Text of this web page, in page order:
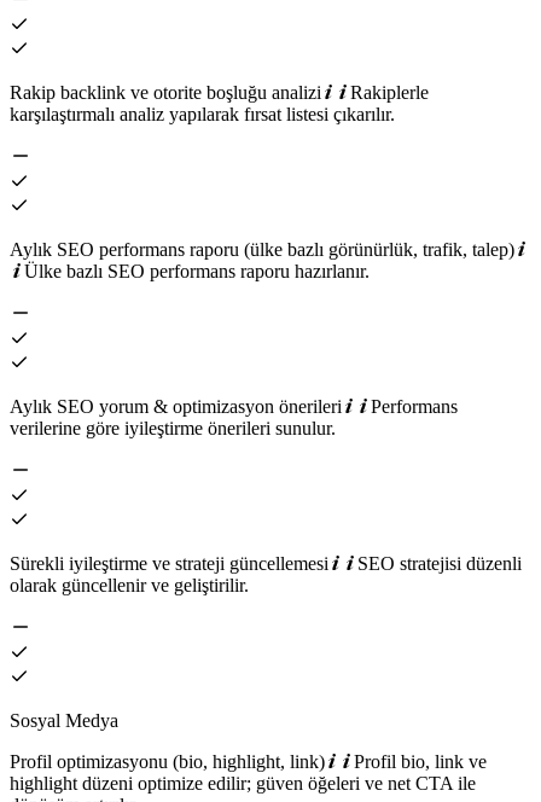
Rakip backlink ve otorite boşluğu analizi
Rakiplerle
karşılaştırmalı analiz yapılarak fırsat listesi çıkarılır.
Aylık SEO performans raporu (ülke bazlı görünürlük, trafik, talep)
Ülke bazlı SEO performans raporu hazırlanır.
Aylık SEO yorum & optimizasyon önerileri
Performans
verilerine göre iyileştirme önerileri sunulur.
Sürekli iyileştirme ve strateji güncellemesi
SEO stratejisi düzenli
olarak güncellenir ve geliştirilir.
Sosyal Medya
Profil optimizasyonu (bio, highlight, link)
Profil bio, link ve
highlight düzeni optimize edilir; güven öğeleri ve net CTA ile